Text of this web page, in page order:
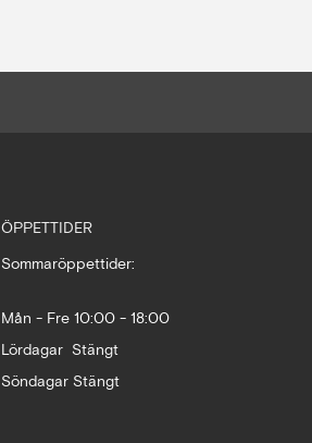
ÖPPETTIDER
Sommaröppettider:
Mån - Fre 10:00 - 18:00
Lördagar Stängt
Söndagar Stängt